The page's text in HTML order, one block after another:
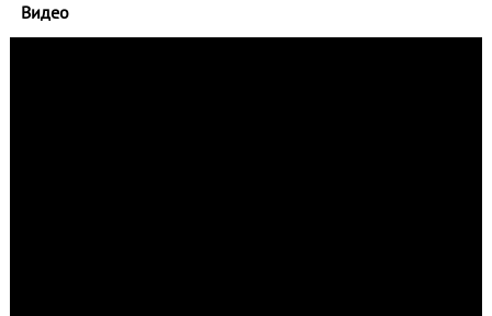
Видео